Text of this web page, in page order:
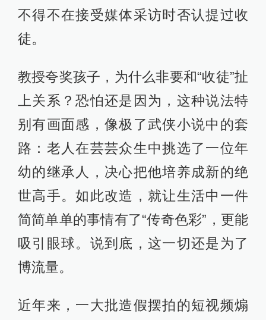
不得不在接受媒体采访时否认提过收
徒。
教授夸奖孩子，为什么非要和“收徒”扯
上关系？恐怕还是因为，这种说法特
别有画面感，像极了武侠小说中的套
路：老人在芸芸众生中挑选了一位年
幼的继承人，决心把他培养成新的绝
世高手。如此改造，就让生活中一件
简简单单的事情有了“传奇色彩”，更能
吸引眼球。说到底，这一切还是为了
博流量。
近年来，一大批造假摆拍的短视频煽